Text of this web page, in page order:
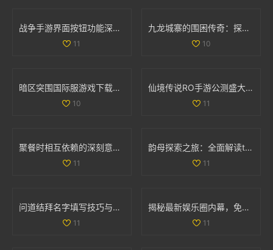
战争手游界面按钮功能深入分析：揭开无尽战斗的神秘面纱
11
九龙城寨的围困传奇：探索历史中的生存之道
10
暗区突围国际服游戏下载指南：畅享极致战斗体验
10
仙境传说RO手游公测盛大开启 福利返利额度详细解析
11
聚餐时相互依赖的深刻意义与人际关系探讨
11
韵母探索之旅：全面解读t系列102章的音韵奥秘
11
问道结拜名字填写技巧与注意事项详解
11
揭秘最新娱乐圈内幕，免费获取吃瓜爆料精彩内容
11